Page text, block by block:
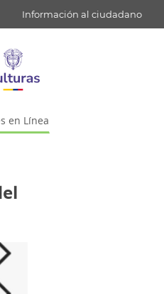
Información al ciudadano
en Línea